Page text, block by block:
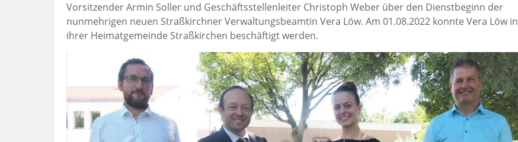
Vorsitzender Armin Soller und Geschäftsstellenleiter Christoph Weber über den Dienstbeginn der
nunmehrigen neuen Straßkirchner Verwaltungsbeamtin Vera Löw. Am 01.08.2022 konnte Vera Löw in
ihrer Heimatgemeinde Straßkirchen beschäftigt werden.